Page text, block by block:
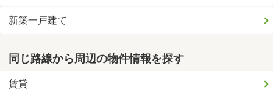
新築一戸建て
同じ路線から周辺の物件情報を探す
賃貸